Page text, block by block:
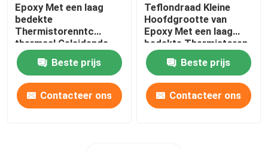
Epoxy Met een laag
bedekte
Thermistorenntc
thermaal Geleidende
MF5A-2/3 Reeks
Beste prijs
Contacteer ons
Teflondraad Kleine
Hoofdgrootte van
Epoxy Met een laag
bedekte Thermistoren
mf5a-5 de Thermistor
van het Reeks10k Ohm
NTC
Beste prijs
Contacteer ons